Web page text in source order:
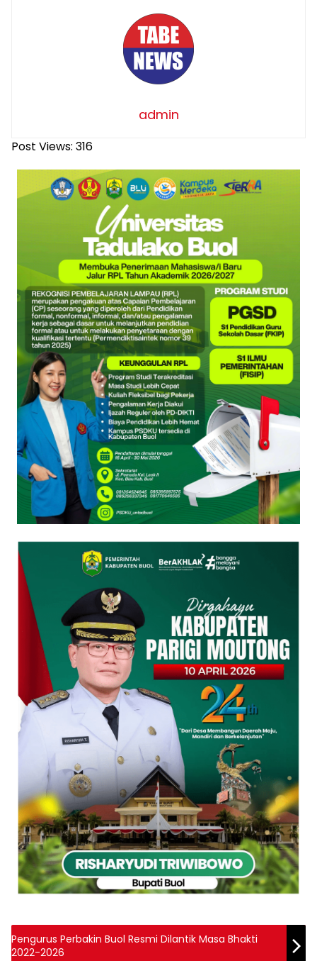
admin
Post Views: 316
Pengurus Perbakin Buol Resmi Dilantik Masa Bhakti
2022-2026